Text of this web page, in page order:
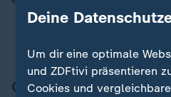
Champions League
Deine
Um dir eine optimale
und ZDFtivi präsentieren
Cookies und